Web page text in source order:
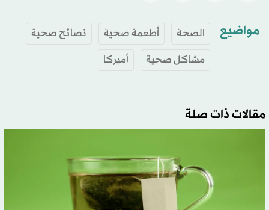
مواضيع الصحة أطعمة صحية
نصائح صحية
مشاكل صحية
أميركا
مقالات ذات صلة